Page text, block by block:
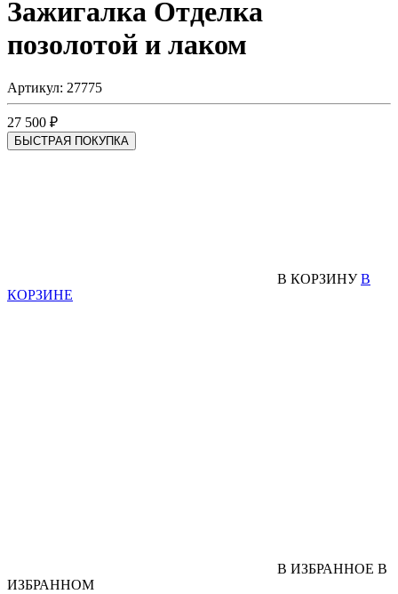
Зажигалка Отделка
позолотой и лаком
Артикул: 27775
27 500 ₽
БЫСТРАЯ ПОКУПКА
В КОРЗИНУ В
КОРЗИНЕ
В ИЗБРАННОЕ В
ИЗБРАННОМ